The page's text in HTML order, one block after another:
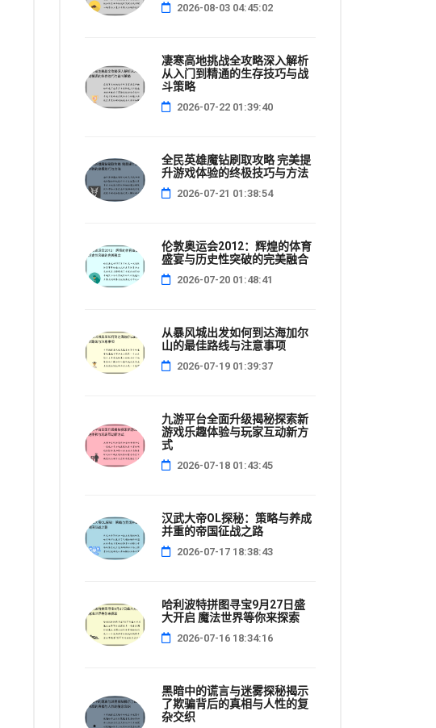
2026-08-03 04:45:02
凄寒高地挑战全攻略深入解析
从入门到精通的生存技巧与战
斗策略
2026-07-22 01:39:40
全民英雄魔钻刷取攻略 完美提
升游戏体验的终极技巧与方法
2026-07-21 01:38:54
伦敦奥运会2012：辉煌的体育
盛宴与历史性突破的完美融合
2026-07-20 01:48:41
从暴风城出发如何到达海加尔
山的最佳路线与注意事项
2026-07-19 01:39:37
九游平台全面升级揭秘探索新
游戏乐趣体验与玩家互动新方
式
2026-07-18 01:43:45
汉武大帝OL探秘：策略与养成
并重的帝国征战之路
2026-07-17 18:38:43
哈利波特拼图寻宝9月27日盛
大开启 魔法世界等你来探索
2026-07-16 18:34:16
黑暗中的谎言与迷雾探秘揭示
了欺骗背后的真相与人性的复
杂交织